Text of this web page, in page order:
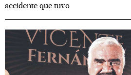
accidente que tuvo